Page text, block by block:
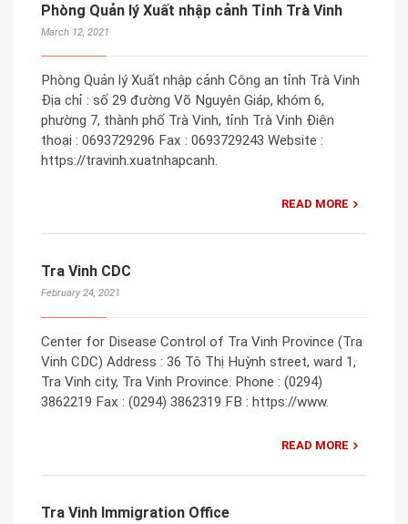
Phòng Quản lý Xuất nhập cảnh Tỉnh Trà Vinh
March 12, 2021
Phòng Quản lý Xuất nhập cảnh Công an tỉnh Trà Vinh
Địa chỉ : số 29 đường Võ Nguyên Giáp, khóm 6,
phường 7, thành phố Trà Vinh, tỉnh Trà Vinh Điện
thoại : 0693729296 Fax : 0693729243 Website :
https://travinh.xuatnhapcanh.
READ MORE
Tra Vinh CDC
February 24, 2021
Center for Disease Control of Tra Vinh Province (Tra
Vinh CDC) Address : 36 Tô Thị Huỳnh street, ward 1,
Tra Vinh city, Tra Vinh Province. Phone : (0294)
3862219 Fax : (0294) 3862319 FB : https://www.
READ MORE
Tra Vinh Immigration Office